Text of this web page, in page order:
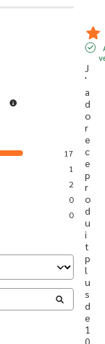
17
1
2
0
0
J
'
a
d
o
r
e
c
e
p
r
o
d
u
i
t
p
l
u
s
d
e
1
0